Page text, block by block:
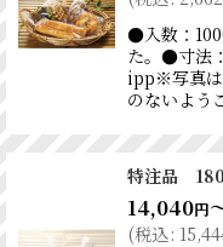
●入数：
た。●寸法
ipp※写真は
のないよう
特注品
14,040円
(税込: